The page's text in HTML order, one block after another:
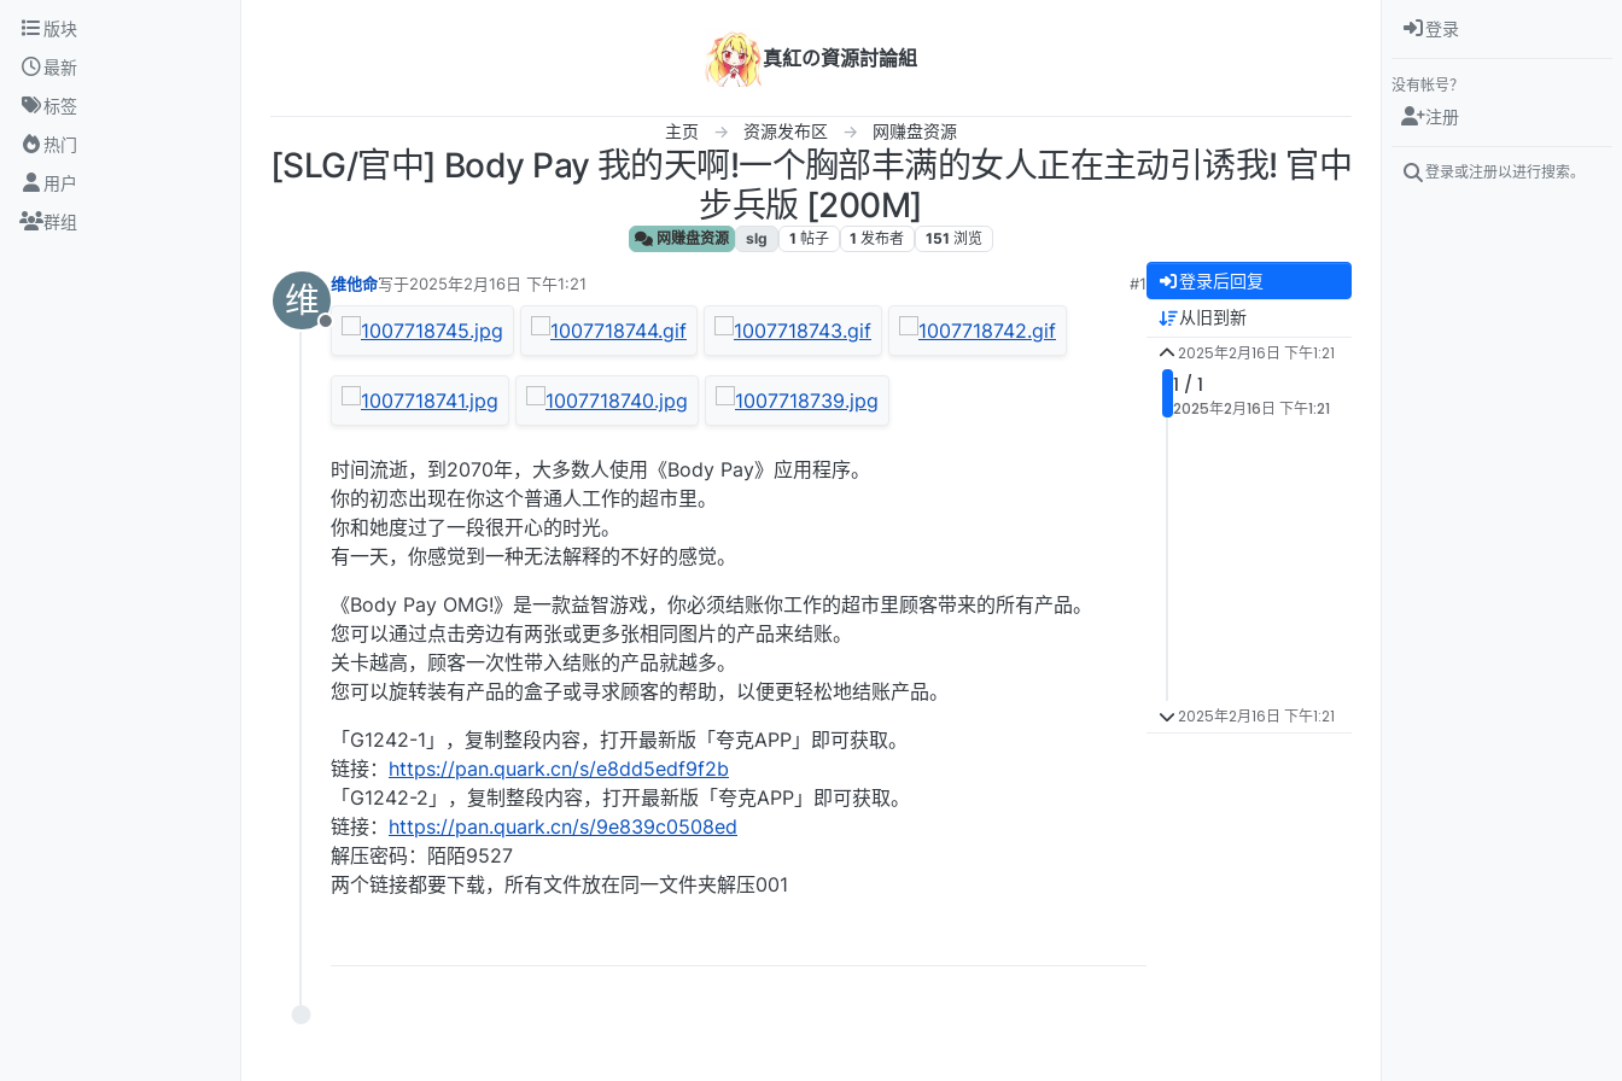
跳转至内容
版块
最新
标签
热门
用户
群组
真紅の資源討論組
主页 资源发布区 网赚盘资源
[SLG/官中] Body Pay 我的天啊!一个胸部丰满的女人正在主动引诱我! 官中
步兵版 [200M]
网赚盘资源 slg 1 帖子 1 发布者 151 浏览
维
离线
维他命写于2025年2月16日 下午1:21
最后由 编辑
#1
时间流逝，到2070年，大多数人使用《Body Pay》应用程序。
你的初恋出现在你这个普通人工作的超市里。
你和她度过了一段很开心的时光。
有一天，你感觉到一种无法解释的不好的感觉。
《Body Pay OMG!》是一款益智游戏，你必须结账你工作的超市里顾客带来的所有产品。
您可以通过点击旁边有两张或更多张相同图片的产品来结账。
关卡越高，顾客一次性带入结账的产品就越多。
您可以旋转装有产品的盒子或寻求顾客的帮助，以便更轻松地结账产品。
「G1242-1」，复制整段内容，打开最新版「夸克APP」即可获取。
链接： https://pan.quark.cn/s/e8dd5edf9f2b
「G1242-2」，复制整段内容，打开最新版「夸克APP」即可获取。
链接： https://pan.quark.cn/s/9e839c0508ed
解压密码：陌陌9527
两个链接都要下载，所有文件放在同一文件夹解压001
登录后回复
从旧到新
2025年2月16日 下午1:21
1 / 1
2025年2月16日 下午1:21
2025年2月16日 下午1:21
登录
没有帐号？
注册
登录或注册以进行搜索。